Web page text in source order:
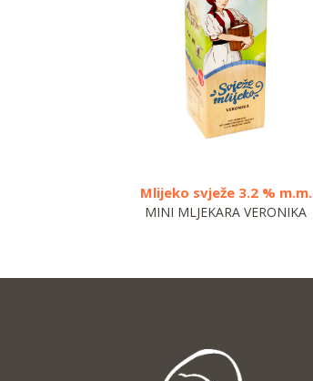
Mlijeko svježe 3.2 % m.m.
MINI MLJEKARA VERONIKA